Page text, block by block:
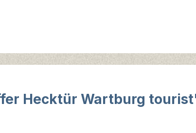
Hecktür Wartburg